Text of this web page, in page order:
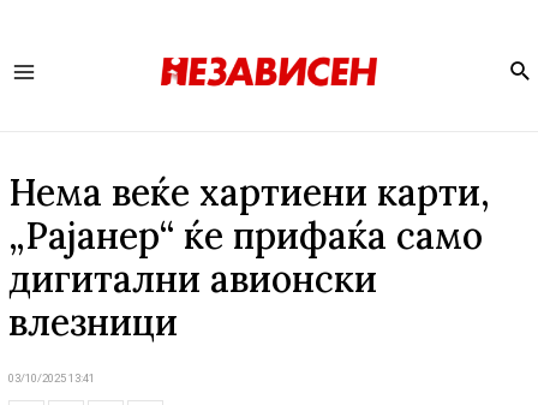
Нема веќе хартиени карти,
„Рајанер“ ќе прифаќа само
дигитални авионски
влезници
03/10/2025 13:41